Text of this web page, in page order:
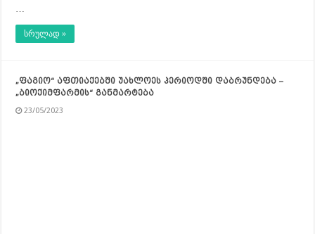
სრულად »
„ფაგიო“ აფთიაქებში უახლოეს პერიოდში დაბრუნდება –
„ბიოქიმფარმის“ განმარტება
23/05/2023